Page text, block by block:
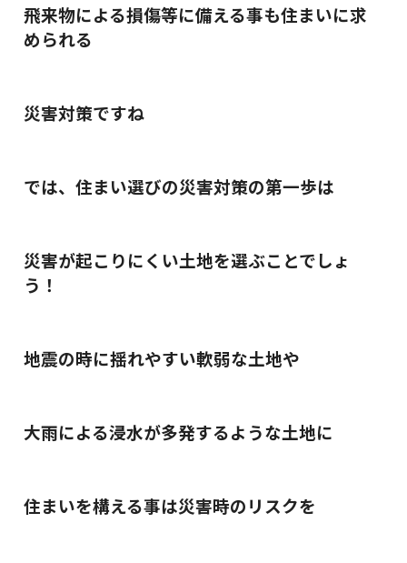
飛来物による損傷等に備える事も住まいに求
められる
災害対策ですね
では、住まい選びの災害対策の第一歩は
災害が起こりにくい土地を選ぶことでしょ
う！
地震の時に揺れやすい軟弱な土地や
大雨による浸水が多発するような土地に
住まいを構える事は災害時のリスクを